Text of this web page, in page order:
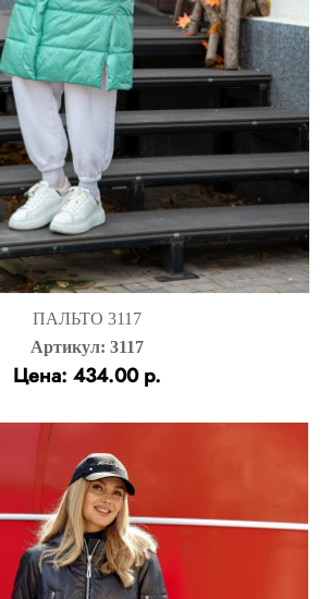
ПАЛЬТО 3117
Артикул: 3117
Цена: 434.00 р.